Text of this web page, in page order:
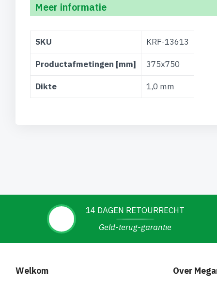
Meer informatie
informatie
SKU KRF-13613
Productafmetingen [mm] 375x750
Dikte 1,0 mm
14 DAGEN RETOURRECHT
Geld-terug-garantie
Welkom Over